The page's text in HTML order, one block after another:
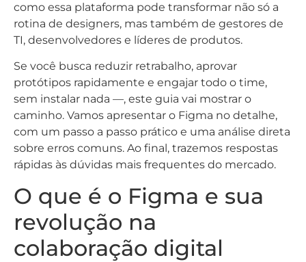
como essa plataforma pode transformar não só a
rotina de designers, mas também de gestores de
TI, desenvolvedores e líderes de produtos.
Se você busca reduzir retrabalho, aprovar
protótipos rapidamente e engajar todo o time,
sem instalar nada —, este guia vai mostrar o
caminho. Vamos apresentar o Figma no detalhe,
com um passo a passo prático e uma análise direta
sobre erros comuns. Ao final, trazemos respostas
rápidas às dúvidas mais frequentes do mercado.
O que é o Figma e sua
revolução na
colaboração digital